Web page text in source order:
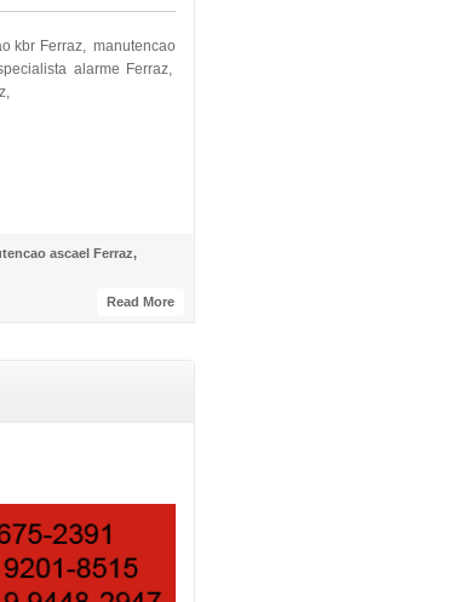
kbr Ferraz, manutencao
alarme Ferraz,
ascael Ferraz,
Read More